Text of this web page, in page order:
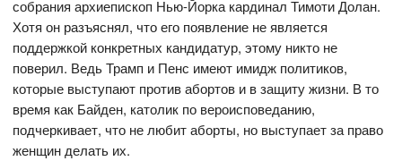
собрания архиепископ Нью-Йорка кардинал Тимоти Долан.
Хотя он разъяснял, что его появление не является
поддержкой конкретных кандидатур, этому никто не
поверил. Ведь Трамп и Пенс имеют имидж политиков,
которые выступают против абортов и в защиту жизни. В то
время как Байден, католик по вероисповеданию,
подчеркивает, что не любит аборты, но выступает за право
женщин делать их.